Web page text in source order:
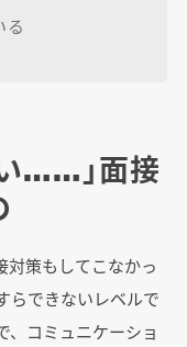
る
……」面接
対策もしてこなかっ
らできないレベルで
、コミュニケーショ